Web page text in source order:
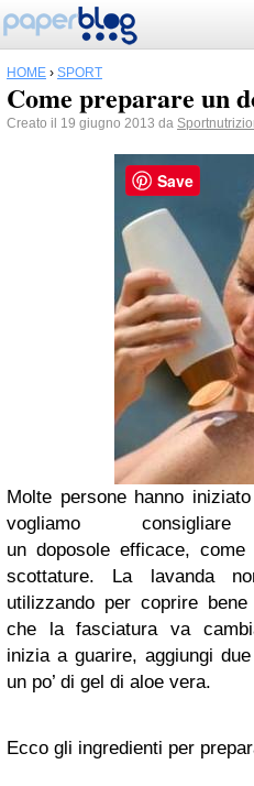
HOME › SPORT
Come preparare un
Creato il 19 giugno 2013 da
Molte persone hanno
vogliamo
un doposole efficace,
scottature. La lavanda
utilizzando per coprire
che la fasciatura va
inizia a guarire, aggiungi
un po’ di gel di aloe vera.
Ecco gli ingredienti per
Save